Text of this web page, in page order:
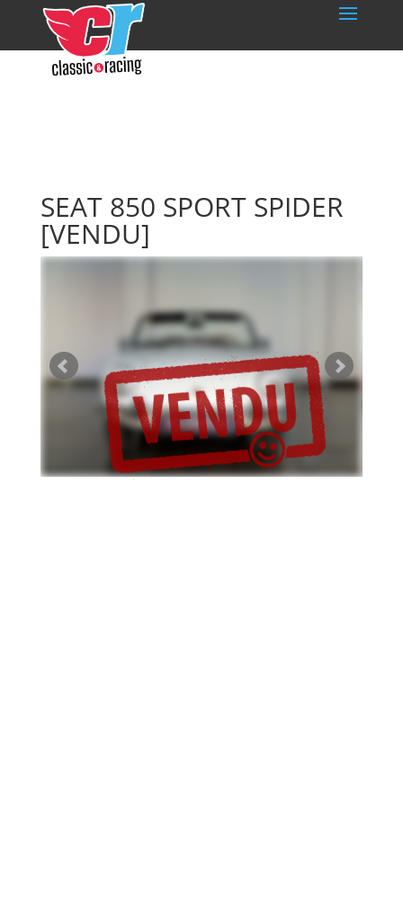
SEAT 850 SPORT SPIDER
[VENDU]